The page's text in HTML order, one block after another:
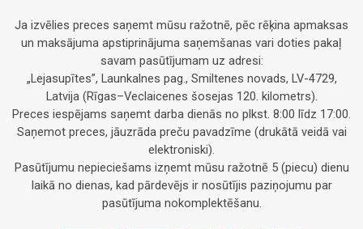
Ja izvēlies preces saņemt mūsu ražotnē, pēc rēķina apmaksas
un maksājuma apstiprinājuma saņemšanas vari doties pakaļ
savam pasūtījumam uz adresi:
„Lejasupītes”, Launkalnes pag., Smiltenes novads, LV-4729,
Latvija (Rīgas–Veclaicenes šosejas 120. kilometrs).
Preces iespējams saņemt darba dienās no plkst. 8:00 līdz 17:00.
Saņemot preces, jāuzrāda preču pavadzīme (drukātā veidā vai
elektroniski).
Pasūtījumu nepieciešams izņemt mūsu ražotnē 5 (piecu) dienu
laikā no dienas, kad pārdevējs ir nosūtījis paziņojumu par
pasūtījuma nokomplektēšanu.